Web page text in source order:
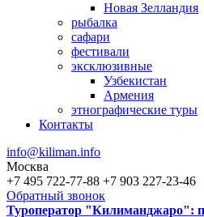
Новая Зелландия
рыбалка
сафари
фестивали
эксклюзивные
Узбекистан
Армения
этнографические туры
Контакты
info@kiliman.info
Москва
+7 495 722-77-88 +7 903 227-23-46
Обратный звонок
Туроператор "Килиманджаро":